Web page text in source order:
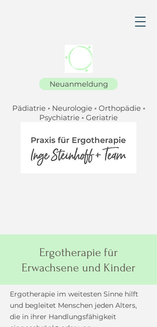
Neuanmeldung
Pädiatrie ◦ Neurologie ◦ Orthopädie ◦
Psychiatrie ◦ Geriatrie
Ergotherapie für
Erwachsene und Kinder
Ergotherapie im weitesten Sinne hilft
und begleitet Menschen jeden Alters,
die in ihrer Handlungsfähigkeit